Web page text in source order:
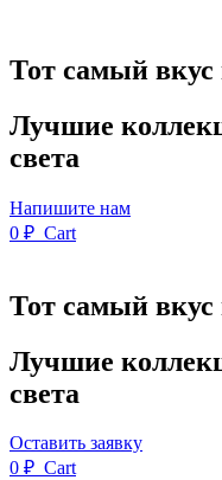
Тот самый вкус
Лучшие
света
Напишите нам
0 ₽ Cart
Тот самый вкус
Лучшие
света
Оставить заявку
0 ₽ Cart